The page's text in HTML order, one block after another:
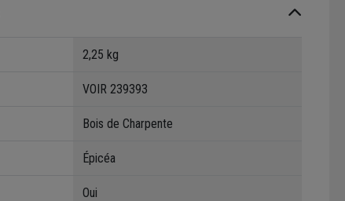
2,25 kg
VOIR 239393
Bois de Charpente
Épicéa
Oui